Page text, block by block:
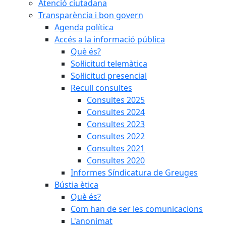
Atenció ciutadana
Transparència i bon govern
Agenda política
Accés a la informació pública
Què és?
Sol·licitud telemàtica
Sol·licitud presencial
Recull consultes
Consultes 2025
Consultes 2024
Consultes 2023
Consultes 2022
Consultes 2021
Consultes 2020
Informes Síndicatura de Greuges
Bústia ètica
Què és?
Com han de ser les comunicacions
L'anonimat